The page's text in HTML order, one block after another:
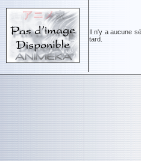
Il n'y a aucune
tard.